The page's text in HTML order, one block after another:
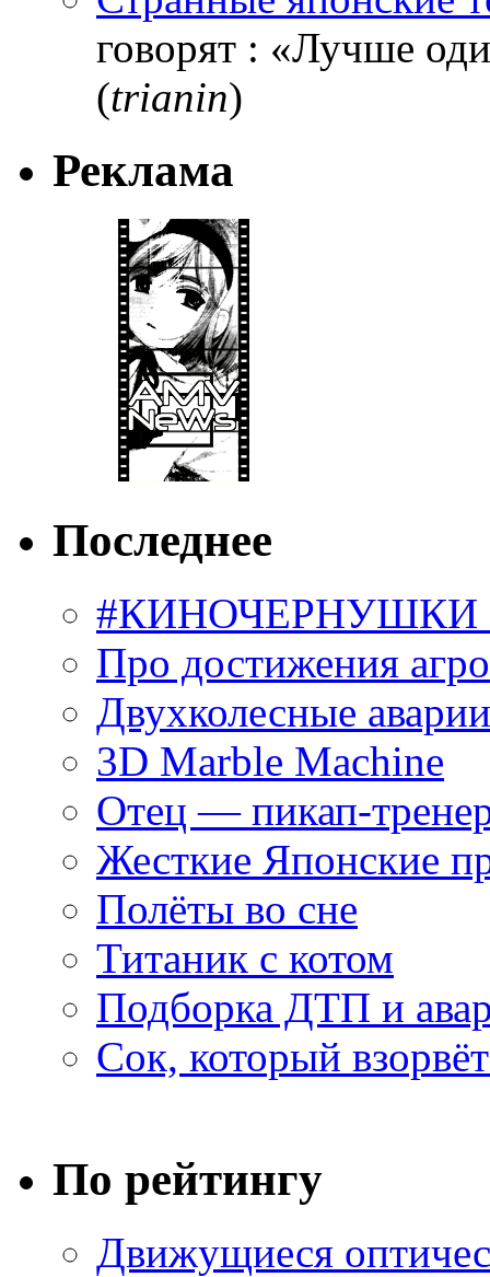
говорят : «Лучше
(trianin)
Реклама
Последнее
#КИНОЧЕРНУШКИ
Про достижения
Двухколесные
3D Marble Machine
Отец — пикап-
Жесткие Японские
Полёты во сне
Титаник с котом
Подборка ДТП и
Сок, который
По рейтингу
Движущиеся